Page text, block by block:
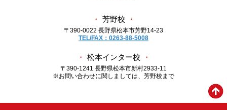
・ 芳野校 ・
〒390-0022 長野県松本市芳野14-23
TEL/FAX：0263-88-5008
・ 松本インター校 ・
〒390-1241 長野県松本市新村2933-11
※お問い合わせに関しましては、芳野校まで